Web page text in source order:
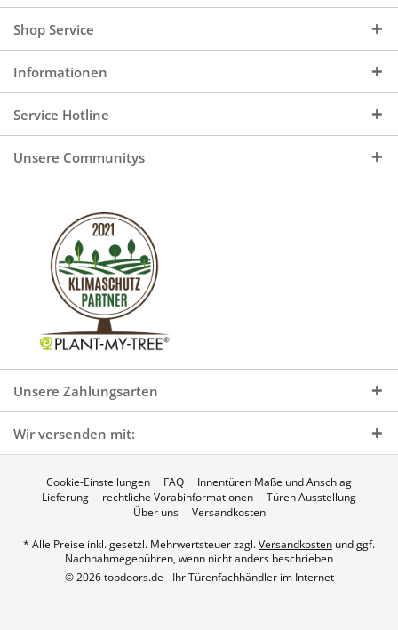
Shop Service
Informationen
Service Hotline
Unsere Communitys
Unsere Zahlungsarten
Wir versenden mit:
Cookie-Einstellungen FAQ
Innentüren Maße und Anschlag
Lieferung
rechtliche Vorabinformationen
Türen Ausstellung
Über uns
Versandkosten
* Alle Preise inkl. gesetzl. Mehrwertsteuer zzgl.Versandkosten und ggf.
Nachnahmegebühren, wenn nicht anders beschrieben
© 2026 topdoors.de - Ihr Türenfachhändler im Internet